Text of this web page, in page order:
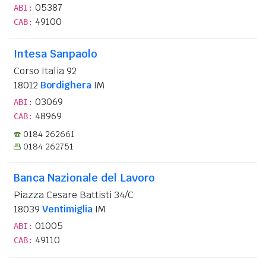
ABI: 05387
CAB: 49100
Intesa Sanpaolo
Corso Italia 92
18012 Bordighera IM
ABI: 03069
CAB: 48969
0184 262661
0184 262751
Banca Nazionale del Lavoro
Piazza Cesare Battisti 34/C
18039 Ventimiglia IM
ABI: 01005
CAB: 49110